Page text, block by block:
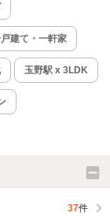
建て・一軒家
玉野駅 x 3LDK
37件